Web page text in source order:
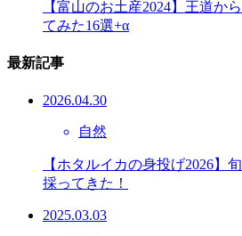
【富山のお土産2024】王道か
てみた16選+α
最新記事
2026.04.30
自然
【ホタルイカの身投げ2026】
採ってきた！
2025.03.03